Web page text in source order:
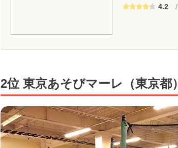
4.2 /
2位 東京あそびマーレ（東京都）